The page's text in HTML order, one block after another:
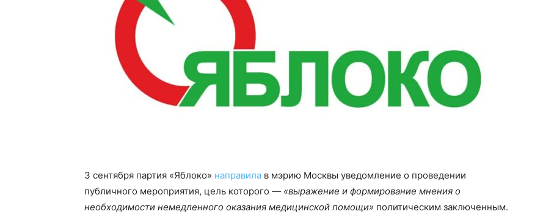
3 сентября партия «Яблоко» направила в мэрию Москвы уведомление о проведении
публичного мероприятия, цель которого — «выражение и формирование мнения о
необходимости немедленного оказания медицинской помощи» политическим заключенным.